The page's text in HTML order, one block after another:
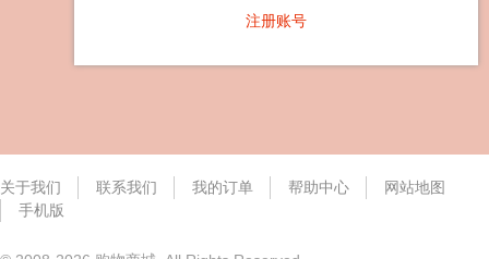
注册账号
关于我们 联系我们 我的订单 帮助中心
网站地图
手机版